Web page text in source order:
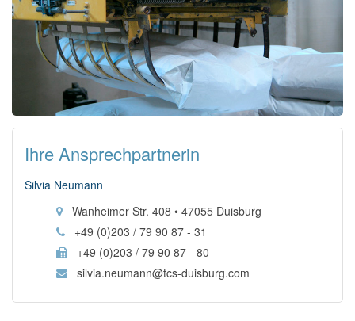
Ihre Ansprechpartnerin
Silvia Neumann
Wanheimer Str. 408 • 47055 Duisburg
+49 (0)203 / 79 90 87 - 31
+49 (0)203 / 79 90 87 - 80
silvia.neumann@tcs-duisburg.com